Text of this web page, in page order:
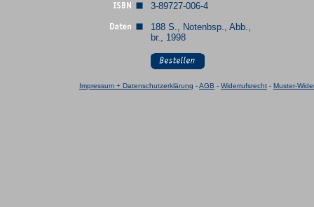
3-89727-006-4
188 S., Notenbsp., Abb.,
br., 1998
Impressum + Datenschutzerklärung -AGB - Widerrufsrecht - Muster-